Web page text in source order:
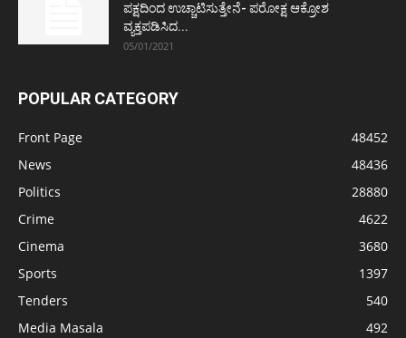
ಪಕ್ಷದಿಂದ ಉಚ್ಚಾಟಿಸುತ್ತೇನೆ- ಪರೋಕ್ಷ ಆಕ್ರೋಶ
ವ್ಯಕ್ತಪಡಿಸಿದ...
05/01/2021
POPULAR CATEGORY
Front Page
48452
News
48436
Politics
28880
Crime
4622
Cinema
3680
Sports
1397
Tenders
540
Media Masala
492